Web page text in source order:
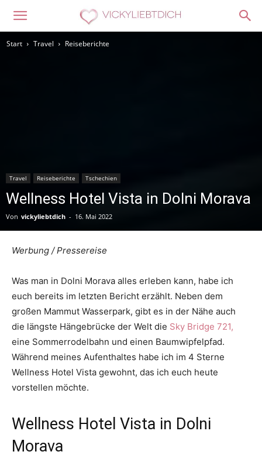
Start Travel Reiseberichte
Travel Reiseberichte Tschechien
Wellness Hotel Vista in Dolni Morava
Von vickyliebtdich - 16. Mai 2022
Werbung / Pressereise
Was man in Dolni Morava alles erleben kann, habe ich
euch bereits im letzten Bericht erzählt. Neben dem
großen Mammut Wasserpark, gibt es in der Nähe auch
die längste Hängebrücke der Welt die Sky Bridge 721,
eine Sommerrodelbahn und einen Baumwipfelpfad.
Während meines Aufenthaltes habe ich im 4 Sterne
Wellness Hotel Vista gewohnt, das ich euch heute
vorstellen möchte.
Wellness Hotel Vista in Dolni
Morava